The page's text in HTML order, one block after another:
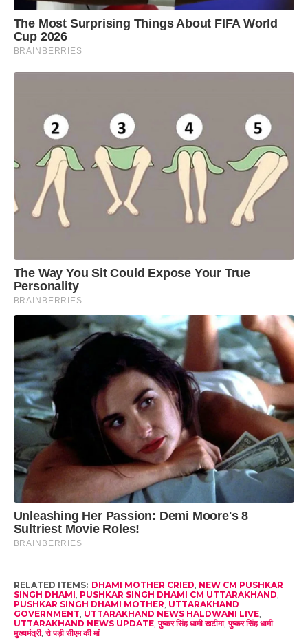
RELATED ITEMS: DHAMI MOTHER CRIED NEW CM PUSHKAR
SINGH DHAMI PUSHKAR SINGH DHAMI CM UTTARAKHAND
PUSHKAR SINGH DHAMI MOTHER UTTARAKHAND
GOVERNMENT UTTARAKHAND NEWS HALDWANI LIVE,
UTTARAKHAND NEWS UPDATE,पुष्कर सिंह धामी खटीमा,पुष्कर सिंह धामी
मुख्यमंत्री,रो पड़ी सीएम की मां